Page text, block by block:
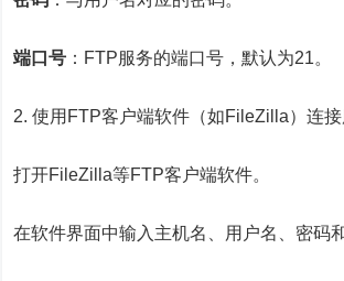
端口号 ：FTP服务的端口号，默认为21。
2. 使用FTP客户端软件（如FileZilla）连
打开FileZilla等FTP客户端软件。
在软件界面中输入主机名、用户名、密码